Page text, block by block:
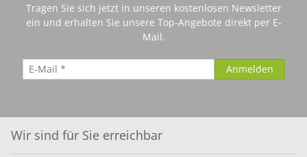
Tragen Sie sich jetzt in unseren kostenlosen Newsletter
ein und erhalten Sie unsere Top-Angebote direkt per E-
Mail.
Wir sind für Sie erreichbar